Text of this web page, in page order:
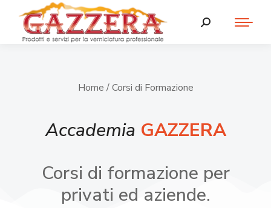
Home / Corsi di Formazione
Accademia GAZZERA
Corsi di formazione per
privati ed aziende.